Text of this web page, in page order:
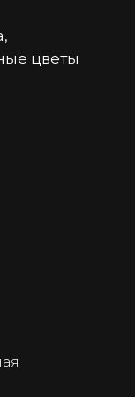
цветы